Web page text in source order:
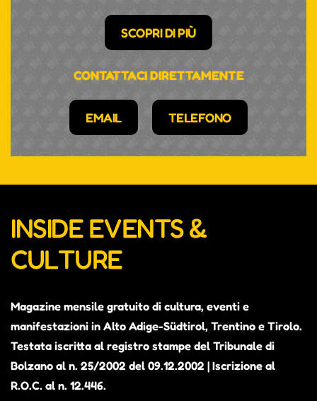
SCOPRI DI PIÙ
CONTATTACI DIRETTAMENTE
EMAIL TELEFONO
INSIDE EVENTS &
CULTURE
Magazine mensile gratuito di cultura, eventi e
manifestazioni in Alto Adige-Südtirol, Trentino e Tirolo.
Testata iscritta al registro stampe del Tribunale di
Bolzano al n. 25/2002 del 09.12.2002 | Iscrizione al
R.O.C. al n. 12.446.